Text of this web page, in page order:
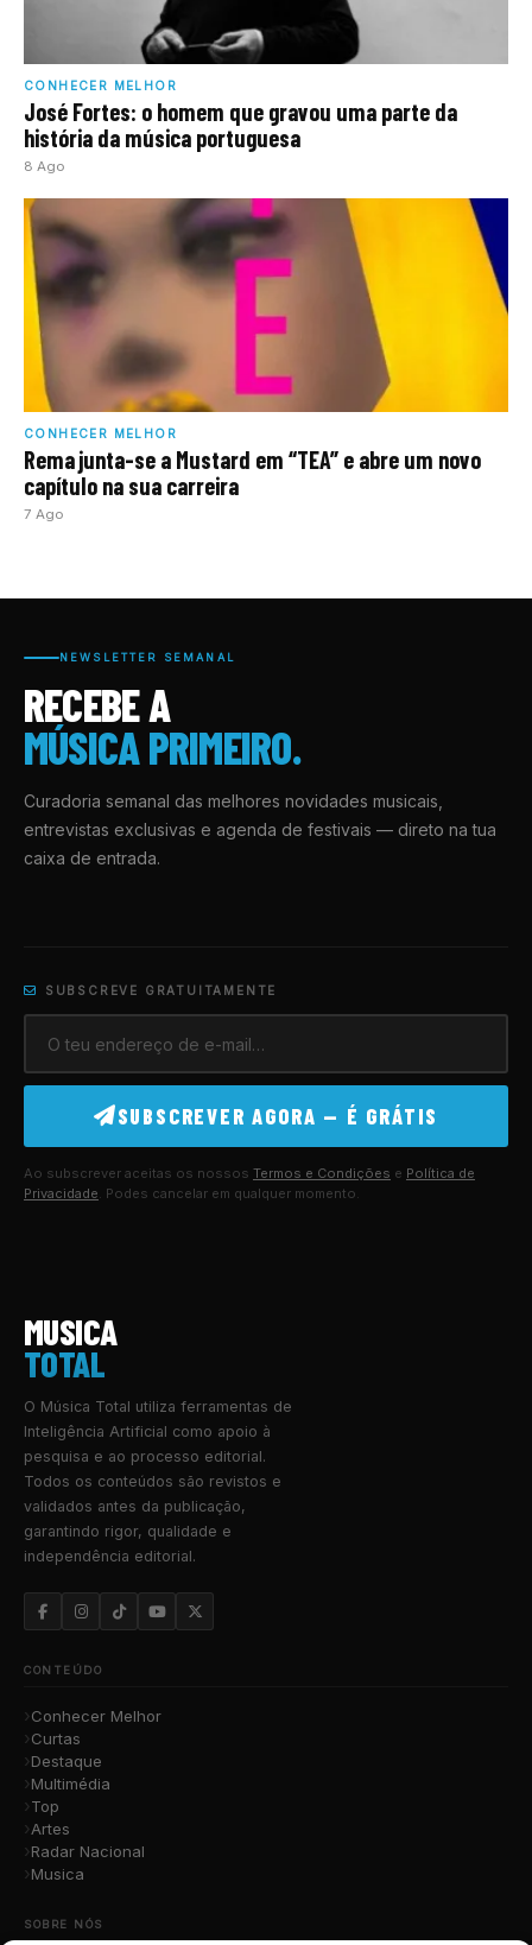
CONHECER MELHOR
José Fortes: o homem que gravou uma parte da
história da música portuguesa
8 Ago
CONHECER MELHOR
Rema junta-se a Mustard em “TEA” e abre um novo
capítulo na sua carreira
7 Ago
NEWSLETTER SEMANAL
RECEBE A
MÚSICA PRIMEIRO.
Curadoria semanal das melhores novidades musicais,
entrevistas exclusivas e agenda de festivais — direto na tua
caixa de entrada.
SUBSCREVE GRATUITAMENTE
SUBSCREVER AGORA — É GRÁTIS
Ao subscrever aceitas os nossos Termos e Condições e Política de
Privacidade. Podes cancelar em qualquer momento.
MUSICA
TOTAL
O Música Total utiliza ferramentas de
Inteligência Artificial como apoio à
pesquisa e ao processo editorial.
Todos os conteúdos são revistos e
validados antes da publicação,
garantindo rigor, qualidade e
independência editorial.
CONTEÚDO
Conhecer Melhor
Curtas
Destaque
Multimédia
Top
Artes
Radar Nacional
Musica
SOBRE NÓS